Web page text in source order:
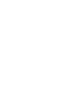
12:00 Uhr
16:00 Uhr
12:00 Uhr
16:00 Uhr
12:00 Uhr
16:00 Uhr
12:00 Uhr
16:00 Uhr